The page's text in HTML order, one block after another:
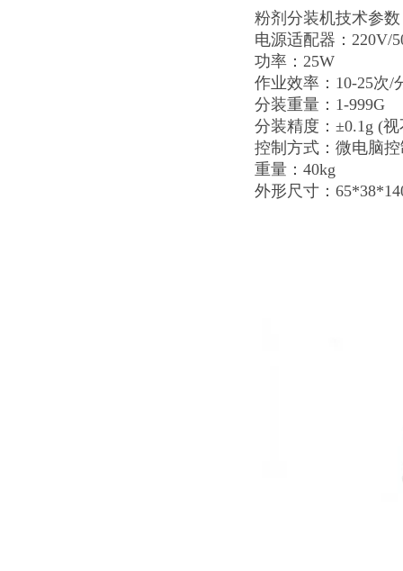
粉剂分装机技术参
电源适配器：220V/
功率：25W
作业效率：10-25次/
分装重量：1-999G
分装精度：±0.1g (
控制方式：微电脑
重量：40kg
外形尺寸：